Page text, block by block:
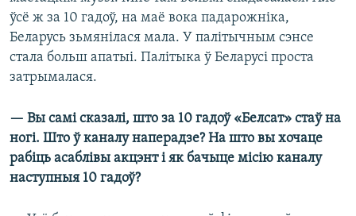
ўсё ж за 10 гадоў, на маё вока падарожніка,
Беларусь зьмянілася мала. У палітычным сэнсе
стала больш апатыі. Палітыка ў Беларусі проста
затрымалася.
— Вы самі сказалі, што за 10 гадоў «Белсат» стаў на
ногі. Што ў каналу наперадзе? На што вы хочаце
рабіць асаблівы акцэнт і як бачыце місію каналу
наступныя 10 гадоў?